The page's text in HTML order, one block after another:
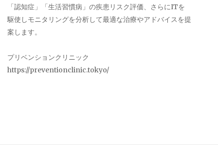
「認知症」「生活習慣病」の疾患リスク評価、さらにITを
駆使しモニタリングを分析して最適な治療やアドバイスを提
案します。
プリベンションクリニック
https://preventionclinic.tokyo/